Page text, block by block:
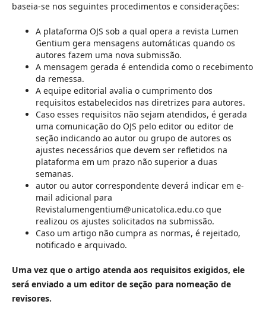
baseia-se nos seguintes procedimentos e considerações:
A plataforma OJS sob a qual opera a revista Lumen
Gentium gera mensagens automáticas quando os
autores fazem uma nova submissão.
A mensagem gerada é entendida como o recebimento
da remessa.
A equipe editorial avalia o cumprimento dos
requisitos estabelecidos nas diretrizes para autores.
Caso esses requisitos não sejam atendidos, é gerada
uma comunicação do OJS pelo editor ou editor de
seção indicando ao autor ou grupo de autores os
ajustes necessários que devem ser refletidos na
plataforma em um prazo não superior a duas
semanas.
autor ou autor correspondente deverá indicar em e-
mail adicional para
Revistalumengentium@unicatolica.edu.co que
realizou os ajustes solicitados na submissão.
Caso um artigo não cumpra as normas, é rejeitado,
notificado e arquivado.
Uma vez que o artigo atenda aos requisitos exigidos, ele
será enviado a um editor de seção para nomeação de
revisores.